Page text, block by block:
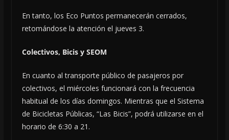
En tanto, los Eco Puntos permanecerán cerrados,
retomándose la atención el jueves 3.
Colectivos, Bicis y SEOM
En cuanto al transporte público de pasajeros por
colectivos, el miércoles funcionará con la frecuencia
habitual de los días domingos. Mientras que el Sistema
de Bicicletas Públicas, “Las Bicis”, podrá utilizarse en el
horario de 6:30 a 21.